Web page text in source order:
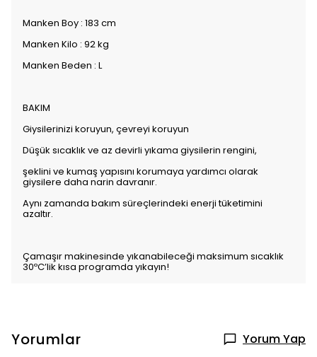
Manken Boy : 183 cm
Manken Kilo : 92 kg
Manken Beden : L
BAKIM
Giysilerinizi koruyun, çevreyi koruyun
Düşük sıcaklık ve az devirli yıkama giysilerin rengini,
şeklini ve kumaş yapısını korumaya yardımcı olarak
giysilere daha narin davranır.
Aynı zamanda bakım süreçlerindeki enerji tüketimini
azaltır.
Çamaşır makinesinde yıkanabileceği maksimum sıcaklık
30ºC’lik kısa programda yıkayın!
Yorumlar Yorum Yap